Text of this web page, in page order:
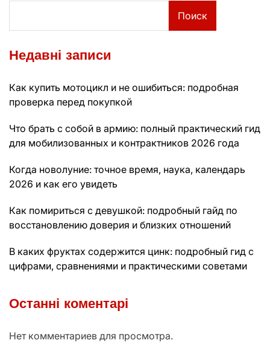
Поиск
Недавні записи
Как купить мотоцикл и не ошибиться: подробная
проверка перед покупкой
Что брать с собой в армию: полный практический гид
для мобилизованных и контрактников 2026 года
Когда новолуние: точное время, наука, календарь
2026 и как его увидеть
Как помириться с девушкой: подробный гайд по
восстановлению доверия и близких отношений
В каких фруктах содержится цинк: подробный гид с
цифрами, сравнениями и практическими советами
Останні коментарі
Нет комментариев для просмотра.